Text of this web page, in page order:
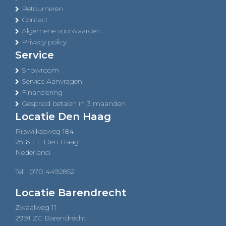
Retourneren
Contact
Algemene voorwaarden
Privacy policy
Service
Showroom
Service Aanvragen
Financiering
Gespreid betalen in 3 maanden
Locatie Den Haag
Rijswijkseweg 184
2516 EL Den Haag
Nederland
Tel: 070 4492852
Locatie Barendrecht
Zwaalweg 11
2991 ZC Barendrecht